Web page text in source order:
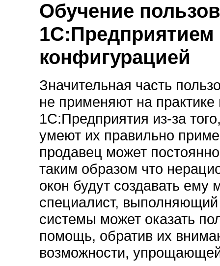
Обучение
1С:Предприятием
конфигурацией
Значительная часть
не применяют на
1С:Предприятия из-за
умеют их правильно
продавец может
таким образом что
окон будут создавать ему
специалист,
системы может оказать
помощь, обратив их
возможности,